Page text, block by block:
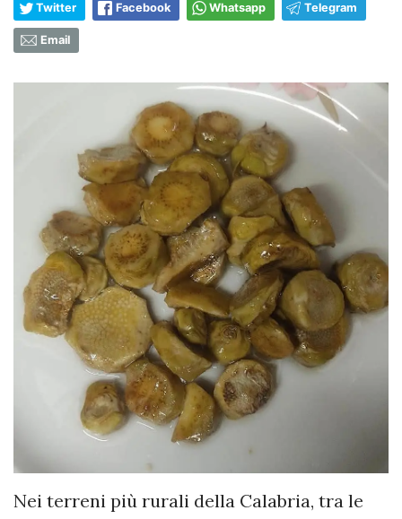
Twitter Facebook Whatsapp Telegram
Email
Nei terreni più rurali della Calabria, tra le